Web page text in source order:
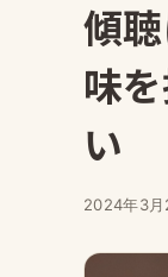
傾聴
味
い
2024年3月